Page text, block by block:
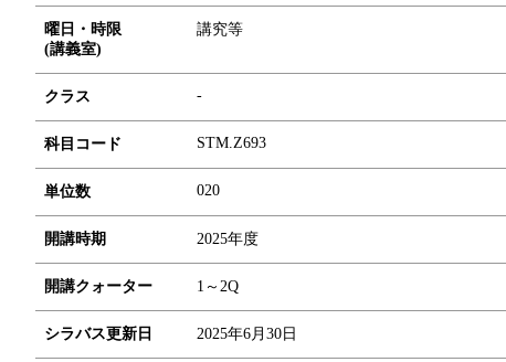
曜日・時限
(講義室)
講究等
クラス -
科目コード STM.Z693
単位数 020
開講時期 2025年度
開講クォーター 1～2Q
シラバス更新日 2025年6月30日